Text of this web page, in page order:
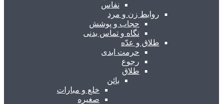
نفاس
روابط زن و مرد
حجاب و پوشش
نگاه و تماس بدنی
طلاق و عدّه
حرمت ابدی
رجوع
طلاق
بائن
خلع و مبارات
صغیره